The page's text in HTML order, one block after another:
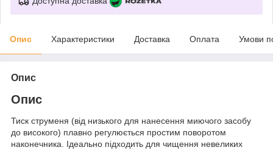
Опис Характеристики Доставка Оплата Умови
Опис
Опис
Тиск струменя (від низького для нанесення миючого засобу
до високого) плавно регулюється простим поворотом
наконечника. Ідеально підходить для чищення невеликих